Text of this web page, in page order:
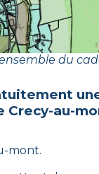
du
Crecy-au-
mont.